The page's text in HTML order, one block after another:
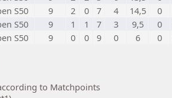
S50 9 2 0 7 4 14,5 0
S50 9 1 1 7 3 9,5 0
S50 9 0 0 9 0 6 0
to Matchpoints